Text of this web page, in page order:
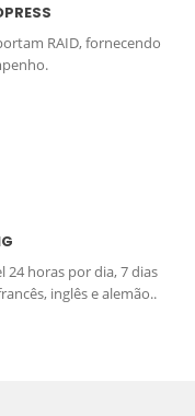
RAID, fornecendo
24 horas por dia, 7 dias
inglês e alemão..